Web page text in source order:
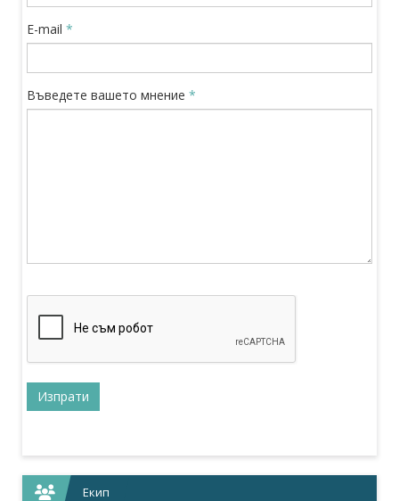
+
2019: годината за разширяване на
дългогодишните индустриални инвеститори у
нас
+
E-mail *
Въведете вашето мнение *
Екип